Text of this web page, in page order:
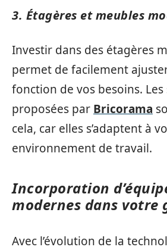
3. Étagères et meubles
Investir dans des étagères
permet de facilement ajuster
fonction de vos besoins.
proposées par Bricorama
cela, car elles s’adaptent à
environnement de travail.
Incorporation
modernes dans votre
Avec l’évolution de la